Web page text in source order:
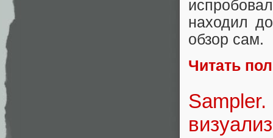
находил
обзор сам.
Читать
Sampler.